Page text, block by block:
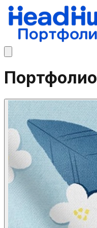
Портфолио